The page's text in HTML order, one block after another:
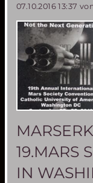
in
die
auf
zum
Mars!
07.10.2016 13:37
19.MARS
IN